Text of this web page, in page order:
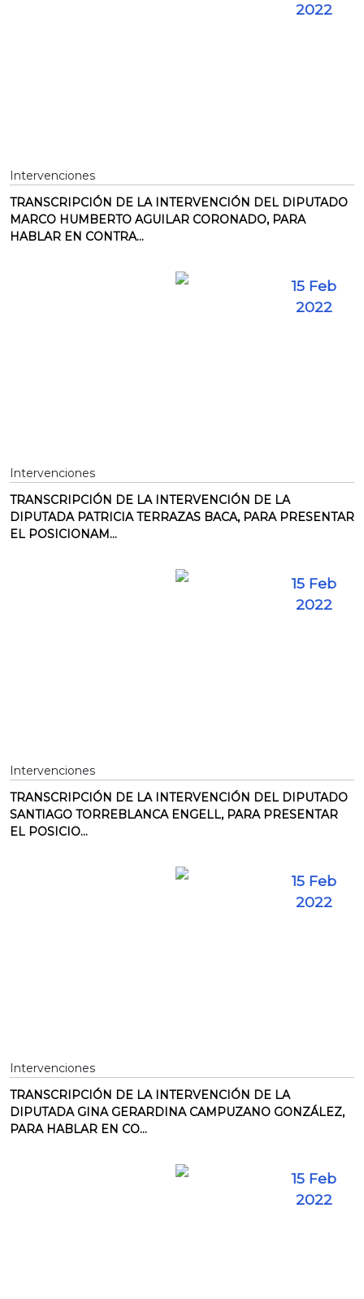
2022
Intervenciones
TRANSCRIPCIÓN DE LA INTERVENCIÓN DEL DIPUTADO
MARCO HUMBERTO AGUILAR CORONADO, PARA
HABLAR EN CONTRA...
15 Feb
2022
Intervenciones
TRANSCRIPCIÓN DE LA INTERVENCIÓN DE LA
DIPUTADA PATRICIA TERRAZAS BACA, PARA PRESENTAR
EL POSICIONAM...
15 Feb
2022
Intervenciones
TRANSCRIPCIÓN DE LA INTERVENCIÓN DEL DIPUTADO
SANTIAGO TORREBLANCA ENGELL, PARA PRESENTAR
EL POSICIO...
15 Feb
2022
Intervenciones
TRANSCRIPCIÓN DE LA INTERVENCIÓN DE LA
DIPUTADA GINA GERARDINA CAMPUZANO GONZÁLEZ,
PARA HABLAR EN CO...
15 Feb
2022